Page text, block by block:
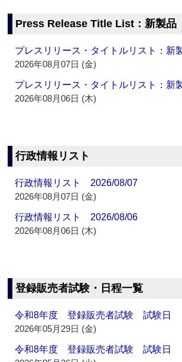
Press Release Title List：新製品
プレスリリース・タイトルリスト：
2026年08月07日 (金)
プレスリリース・タイトルリスト：
2026年08月06日 (木)
行政情報リスト
行政情報リスト 2026/08/07
2026年08月07日 (金)
行政情報リスト 2026/08/06
2026年08月06日 (木)
登録販売者試験・日程一覧
令和8年度 登録販売者試験 試験日
2026年05月29日 (金)
令和8年度 登録販売者試験 試験日